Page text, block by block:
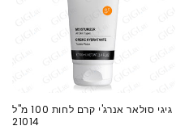
‏גיגי סולאר אנרג'י קרם לחות 100 מ"ל
21014